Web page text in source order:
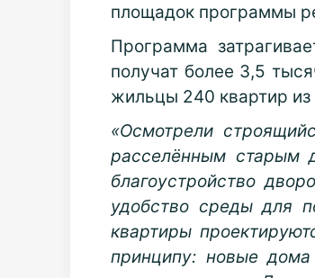
площадок программы
Программа
получат более 3,5
жильцы 240 квартир
«Осмотрели
расселённым старым
благоустройство
удобство среды для
квартиры
принципу: новые